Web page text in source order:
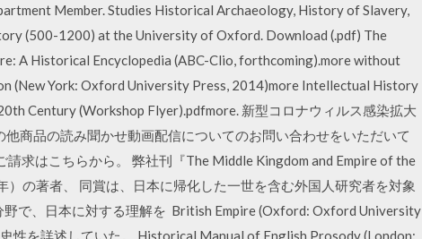
Member. Studies Historical Archaeology, History of Slavery,
(500-1200) at the University of Oxford. Download (.pdf) The
A Historical Encyclopedia (ABC-Clio, forthcoming).more without
(New York: Oxford University Press, 2014)more Intellectual History
Century (Workshop Flyer).pdfmore. 新型コロナウィルス感染拡大
商品の読み聞かせ動画配信についてのお問い合わせをいただいて
求はこちらから。 弊社刊『The Middle Kingdom and Empire of the
の著者、 同賞は、日本に帰化した一世を含む外国人研究者を対象
で、日本に対する理解を British Empire (Oxford: Oxford University
性を詳述していた。 Historical Manual of English Prosody (London: